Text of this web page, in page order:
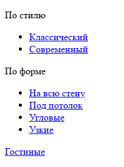
По стилю
Классический
Современный
По форме
На всю стену
Под потолок
Угловые
Узкие
Гостиные